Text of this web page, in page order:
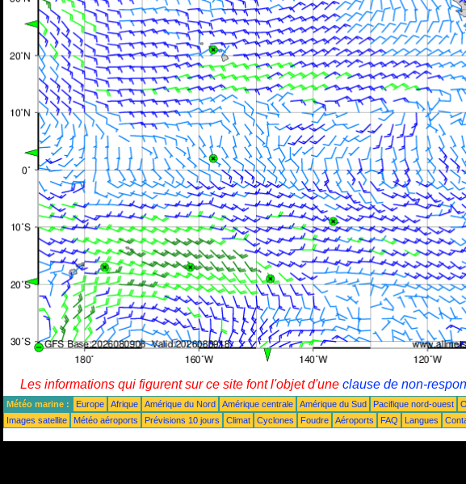
Les informations qui figurent sur ce site font l'objet d'une clause de non-
Météo marine : Europe Afrique Amérique du Nord Amérique centrale Amérique du Sud Pacifique nord-ouest
Images satellite
Météo aéroports Prévisions 10 jours Climat Cyclones Foudre Aéroports FAQ Langues